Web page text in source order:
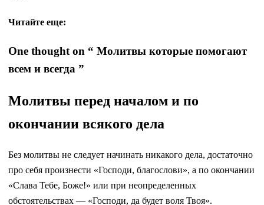
Читайте еще:
One thought on “ Молитвы которые помогают
всем и всегда ”
Молитвы перед началом и по
окончании всякого дела
Без молитвы не следует начинать никакого дела, достаточно
про себя произнести «Господи, благослови», а по окончании
«Слава Тебе, Боже!» или при неопределенных
обстоятельствах — «Господи, да будет воля Твоя».